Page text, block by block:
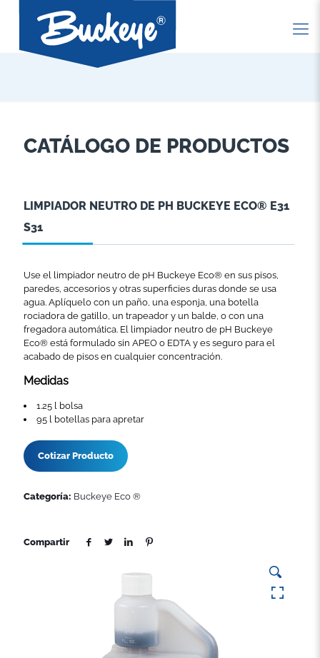
CATÁLOGO DE PRODUCTOS
LIMPIADOR NEUTRO DE PH BUCKEYE ECO® E31
S31
Use el limpiador neutro de pH Buckeye Eco® en sus pisos,
paredes, accesorios y otras superficies duras donde se usa
agua. Aplíquelo con un paño, una esponja, una botella
rociadora de gatillo, un trapeador y un balde, o con una
fregadora automática. El limpiador neutro de pH Buckeye
Eco® está formulado sin APEO o EDTA y es seguro para el
acabado de pisos en cualquier concentración.
Medidas
1.25 l bolsa
95 l botellas para apretar
Cotizar Producto
Categoría: Buckeye Eco ®
Compartir